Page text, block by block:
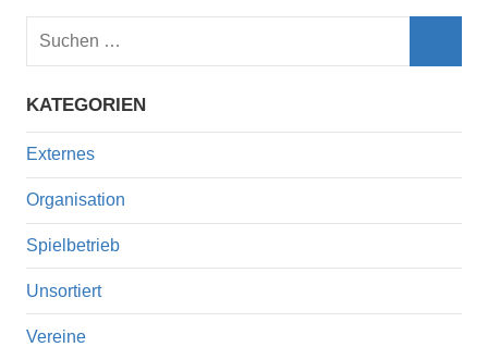
Suchen
KATEGORIEN
Externes
Organisation
Spielbetrieb
Unsortiert
Vereine